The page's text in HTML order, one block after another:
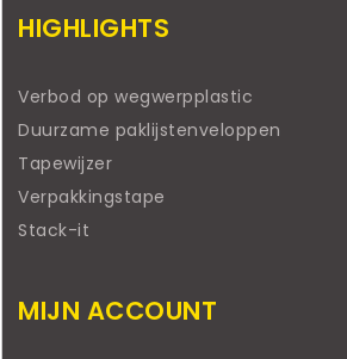
HIGHLIGHTS
Verbod op wegwerpplastic
Duurzame paklijstenveloppen
Tapewijzer
Verpakkingstape
Stack-it
MIJN ACCOUNT